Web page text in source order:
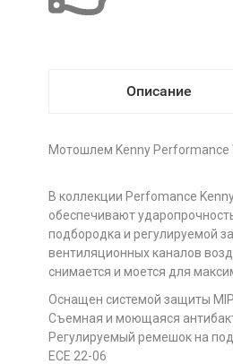
Описание
Мотошлем Kenny Performance
В коллекции Perfomance
обеспечивают
подбородка и регулируемой
вентиляционных каналов
снимается и моется для
Оснащен системой защиты
Съемная и моющаяся
Регулируемый ремешок на
ECE 22-06